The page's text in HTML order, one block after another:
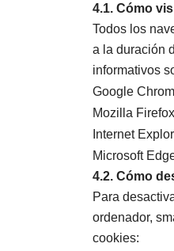
4.1. Cómo
Todos los
a la duración
informativos
Google
Mozilla
Internet
Microsoft
4.2. Cómo
Para
ordenador,
cookies: